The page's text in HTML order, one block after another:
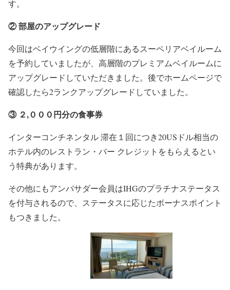
す。
② 部屋のアップグレード
今回はベイウイングの低層階にあるスーペリアベイルーム
を予約していましたが、高層階のプレミアムベイルームに
アップグレードしていただきました。後でホームページで
確認したら2ランクアップグレードしていました。
③ ２,０００円分の食事券
インターコンチネンタル 滞在１回につき20USドル相当の
ホテル内のレストラン・バー クレジットをもらえるとい
う特典があります。
その他にもアンバサダー会員はIHGのプラチナステータス
を付与されるので、ステータスに応じたボーナスポイント
もつきました。